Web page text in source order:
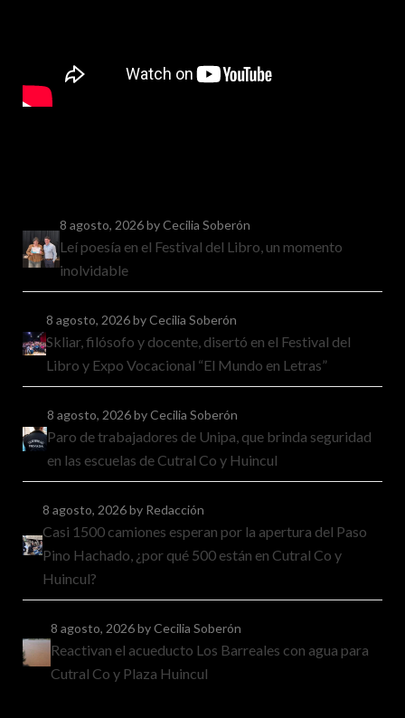
8 agosto, 2026by Cecilia Soberón
Leí poesía en el Festival del Libro, un momento
inolvidable
8 agosto, 2026by Cecilia Soberón
Skliar, filósofo y docente, disertó en el Festival del
Libro y Expo Vocacional “El Mundo en Letras”
8 agosto, 2026by Cecilia Soberón
Paro de trabajadores de Unipa, que brinda seguridad
en las escuelas de Cutral Co y Huincul
8 agosto, 2026by Redacción
Casi 1500 camiones esperan por la apertura del Paso
Pino Hachado, ¿por qué 500 están en Cutral Co y
Huincul?
8 agosto, 2026by Cecilia Soberón
Reactivan el acueducto Los Barreales con agua para
Cutral Co y Plaza Huincul